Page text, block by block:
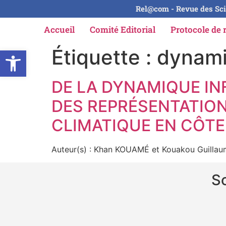
Ouvrir la barre d’outils
Rel@com - Revue des
Accueil Comité Editorial Protocole de
Étiquette :
DE LA DYNAMIQUE
DES
CLIMATIQUE EN CÔTE
Auteur(s) : Khan KOUAMÉ et Kouakou